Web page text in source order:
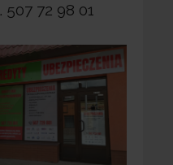
72 98 01